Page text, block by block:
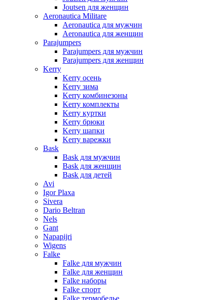
Joutsen для женщин
Aeronautica Militare
Aeronautica для мужчин
Aeronautica для женщин
Parajumpers
Parajumpers для мужчин
Parajumpers для женщин
Kerry
Kerry осень
Kerry зима
Kerry комбинезоны
Kerry комплекты
Kerry куртки
Kerry брюки
Kerry шапки
Kerry варежки
Bask
Bask для мужчин
Bask для женщин
Bask для детей
Avi
Igor Plaxa
Sivera
Dario Beltran
Nels
Gant
Napapijri
Wigens
Falke
Falke для мужчин
Falke для женщин
Falke наборы
Falke спорт
Falke термобелье